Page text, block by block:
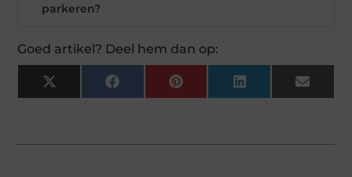
parkeren?
Goed artikel? Deel hem dan op:
X
(Twitter)
Facebook Pinterest LinkedIn Email